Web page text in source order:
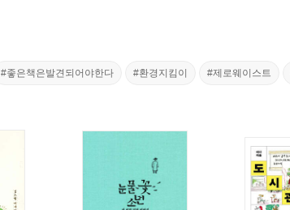
#좋은책은발견되어야한다 #환경지킴이 #제로웨이스트